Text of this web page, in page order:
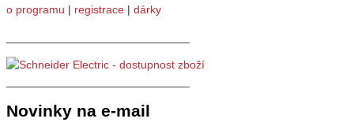
o programu | registrace | dárky
Novinky na e-mail